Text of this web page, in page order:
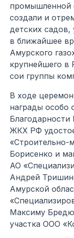
промышленной
создали и
детских
в ближайшее
Амурского
крупнейшего в
сои группы
В ходе
награды особо
Благодарности
ЖКХ РФ
«Строительно-
Борисенко и
АО
Андрей
Амурской
Максиму
участка ООО